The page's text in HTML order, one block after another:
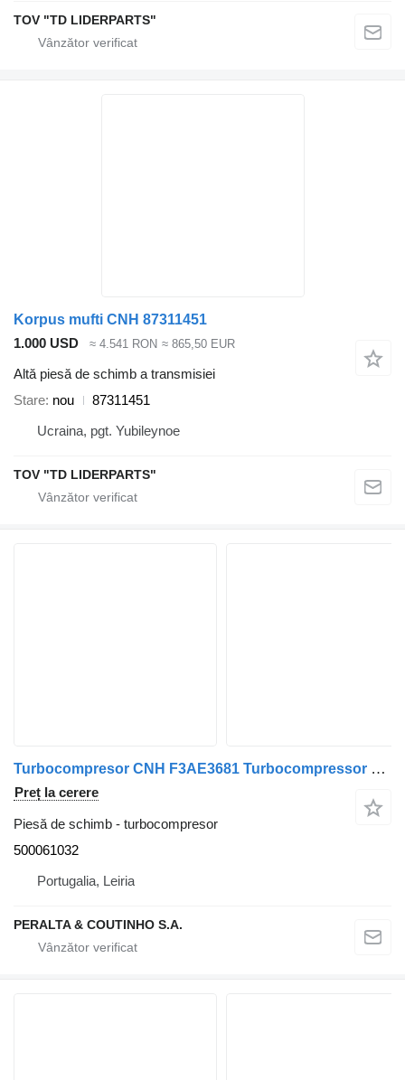
TOV "TD LIDERPARTS"
Korpus mufti CNH 87311451
1.000 USD
≈ 4.541 RON ≈ 865,50 EUR
Altă piesă de schimb a transmisiei
Stare nou
87311451
Ucraina, pgt. Yubileynoe
TOV "TD LIDERPARTS"
Turbocompresor CNH F3AE3681 Turbocompressor CURSOR10 500061032 pentru camion IVECO
Preț la cerere
Piesă de schimb - turbocompresor
500061032
Portugalia, Leiria
PERALTA & COUTINHO S.A.